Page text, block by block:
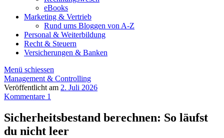
eBooks
Marketing & Vertrieb
Rund ums Bloggen von A-Z
Personal & Weiterbildung
Recht & Steuern
Versicherungen & Banken
Menü schiessen
Management & Controlling
Veröffentlicht am 2. Juli 2026
Kommentare 1
Sicherheitsbestand berechnen: So läufst
du nicht leer